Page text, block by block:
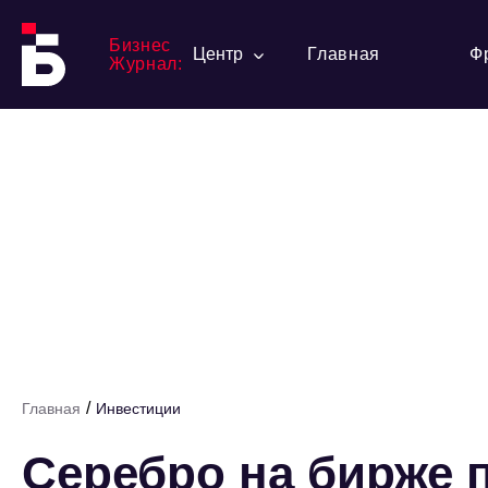
Бизнес
Журнал:
Центр Главная
Главная / Инвестиции
Серебро на бирже